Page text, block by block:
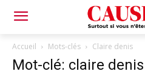
Accueil Mots-clés Claire denis
Mot-clé: claire denis